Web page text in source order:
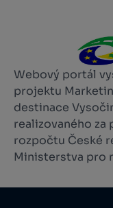
Webový portál
projektu
destinace
realizovaného
rozpočtu České
Ministerstva pro